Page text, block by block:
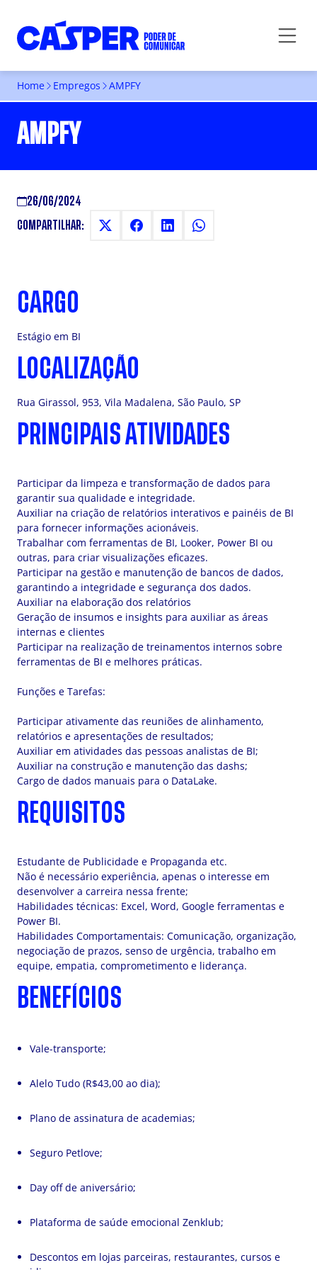
Home Empregos AMPFY
AMPFY
26/06/2024
COMPARTILHAR:
CARGO
Estágio em BI
LOCALIZAÇÃO
Rua Girassol, 953, Vila Madalena, São Paulo, SP
PRINCIPAIS ATIVIDADES
Participar da limpeza e transformação de dados para
garantir sua qualidade e integridade.
Auxiliar na criação de relatórios interativos e painéis de BI
para fornecer informações acionáveis.
Trabalhar com ferramentas de BI, Looker, Power BI ou
outras, para criar visualizações eficazes.
Participar na gestão e manutenção de bancos de dados,
garantindo a integridade e segurança dos dados.
Auxiliar na elaboração dos relatórios
Geração de insumos e insights para auxiliar as áreas
internas e clientes
Participar na realização de treinamentos internos sobre
ferramentas de BI e melhores práticas.
Funções e Tarefas:
Participar ativamente das reuniões de alinhamento,
relatórios e apresentações de resultados;
Auxiliar em atividades das pessoas analistas de BI;
Auxiliar na construção e manutenção das dashs;
Cargo de dados manuais para o DataLake.
REQUISITOS
Estudante de Publicidade e Propaganda etc.
Não é necessário experiência, apenas o interesse em
desenvolver a carreira nessa frente;
Habilidades técnicas: Excel, Word, Google ferramentas e
Power BI.
Habilidades Comportamentais: Comunicação, organização,
negociação de prazos, senso de urgência, trabalho em
equipe, empatia, comprometimento e liderança.
BENEFÍCIOS
Vale-transporte;
Alelo Tudo (R$43,00 ao dia);
Plano de assinatura de academias;
Seguro Petlove;
Day off de aniversário;
Plataforma de saúde emocional Zenklub;
Descontos em lojas parceiras, restaurantes, cursos e